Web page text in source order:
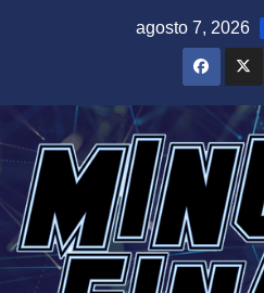
agosto 7, 2026